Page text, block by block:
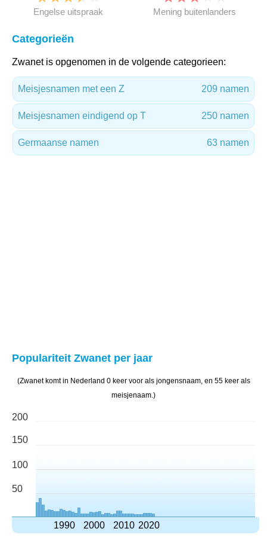
Engelse uitspraak Mening buitenlanders
Categorieën
Zwanet is opgenomen in de volgende categorieen:
Meisjesnamen met een Z 209 namen
Meisjesnamen eindigend op T 250 namen
Germaanse namen 63 namen
Populariteit Zwanet per jaar
(Zwanet komt in Nederland 0 keer voor als jongensnaam, en 55 keer als
meisjenaam.)
200
150
100
50
1990 2000 2010 2020